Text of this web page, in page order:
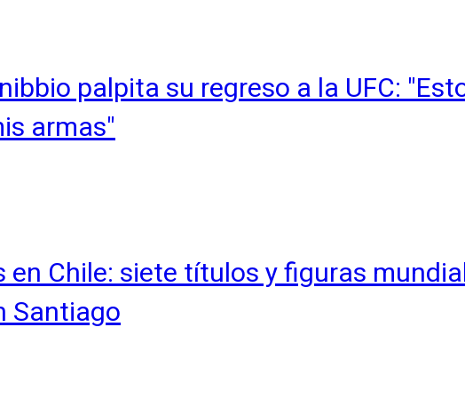
palpita su regreso a la UFC:
armas"
en Chile: siete títulos y figuras
Santiago